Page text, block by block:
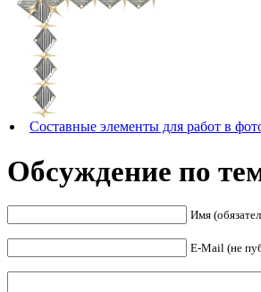
Составные элементы для работ в
Обсуждение по
Имя
E-Mail (не